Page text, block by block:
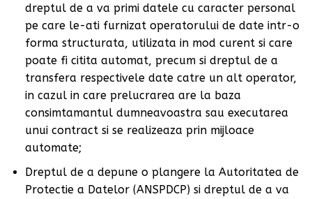
dreptul de a va primi datele cu caracter personal
pe care le-ati furnizat operatorului de date intr-o
forma structurata, utilizata in mod curent si care
poate fi citita automat, precum si dreptul de a
transfera respectivele date catre un alt operator,
in cazul in care prelucrarea are la baza
consimtamantul dumneavoastra sau executarea
unui contract si se realizeaza prin mijloace
automate;
Dreptul de a depune o plangere la Autoritatea de
Protectie a Datelor (ANSPDCP) si dreptul de a va